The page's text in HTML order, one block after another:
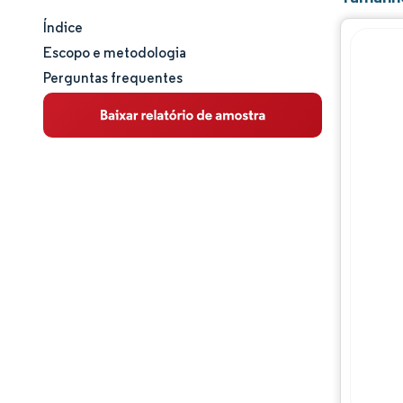
Tamanho e participação de mercado
Análise de mercado
Tendências e insights
Índice
Escopo e metodologia
Perguntas frequentes